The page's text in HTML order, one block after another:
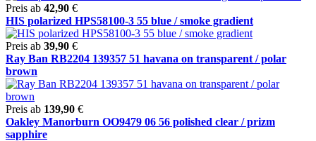
Preis ab 42,90 €
HIS polarized HPS58100-3 55 blue / smoke gradient
Preis ab 39,90 €
Ray Ban RB2204 139357 51 havana on transparent / polar
brown
Preis ab 139,90 €
Oakley Manorburn OO9479 06 56 polished clear / prizm
sapphire